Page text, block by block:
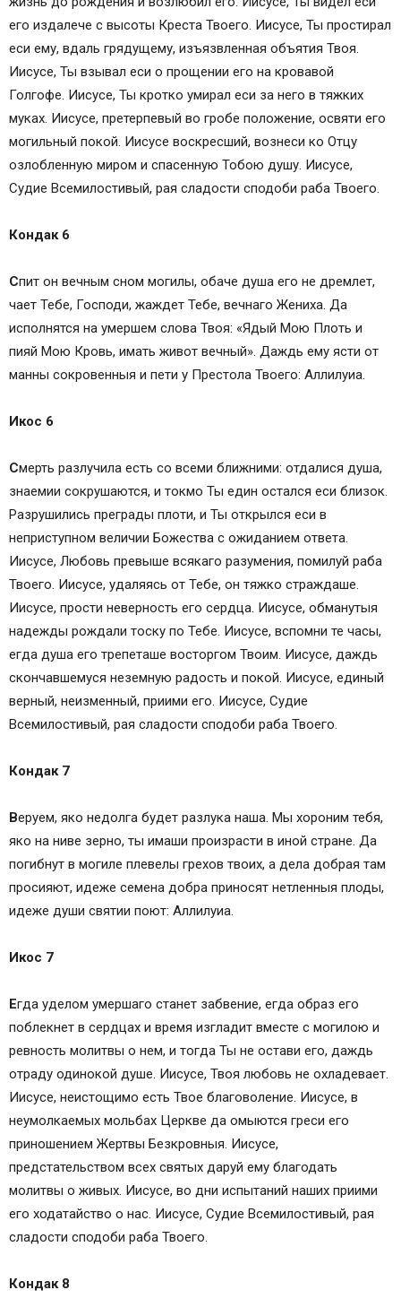
его издалече с высоты Креста Твоего. Иисусе, Ты простирал
еси ему, вдаль грядущему, изъязвленная объятия Твоя.
Иисусе, Ты взывал еси о прощении его на кровавой
Голгофе. Иисусе, Ты кротко умирал еси за него в тяжких
муках. Иисусе, претерпевый во гробе положение, освяти его
могильный покой. Иисусе воскресший, вознеси ко Отцу
озлобленную миром и спасенную Тобою душу. Иисусе,
Судие Всемилостивый, рая сладости сподоби раба Твоего.
Кондак 6
Спит он вечным сном могилы, обаче душа его не дремлет,
чает Тебе, Господи, жаждет Тебе, вечнаго Жениха. Да
исполнятся на умершем слова Твоя: «Ядый Мою Плоть и
пияй Мою Кровь, имать живот вечный». Даждь ему ясти от
манны сокровенныя и пети у Престола Твоего: Аллилуиа.
Икос 6
Смерть разлучила есть со всеми ближними: отдалися душа,
знаемии сокрушаются, и токмо Ты един остался еси близок.
Разрушились преграды плоти, и Ты открылся еси в
неприступном величии Божества с ожиданием ответа.
Иисусе, Любовь превыше всякаго разумения, помилуй раба
Твоего. Иисусе, удаляясь от Тебе, он тяжко страждаше.
Иисусе, прости неверность его сердца. Иисусе, обманутыя
надежды рождали тоску по Тебе. Иисусе, вспомни те часы,
егда душа его трепеташе восторгом Твоим. Иисусе, даждь
скончавшемуся неземную радость и покой. Иисусе, единый
верный, неизменный, приими его. Иисусе, Судие
Всемилостивый, рая сладости сподоби раба Твоего.
Кондак 7
Веруем, яко недолга будет разлука наша. Мы хороним тебя,
яко на ниве зерно, ты имаши произрасти в иной стране. Да
погибнут в могиле плевелы грехов твоих, а дела добрая там
просияют, идеже семена добра приносят нетленныя плоды,
идеже души святии поют: Аллилуиа.
Икос 7
Егда уделом умершаго станет забвение, егда образ его
поблекнет в сердцах и время изгладит вместе с могилою и
ревность молитвы о нем, и тогда Ты не остави его, даждь
отраду одинокой душе. Иисусе, Твоя любовь не охладевает.
Иисусе, неистощимо есть Твое благоволение. Иисусе, в
неумолкаемых мольбах Церкве да омыются греси его
приношением Жертвы Безкровныя. Иисусе,
предстательством всех святых даруй ему благодать
молитвы о живых. Иисусе, во дни испытаний наших приими
его ходатайство о нас. Иисусе, Судие Всемилостивый, рая
сладости сподоби раба Твоего.
Кондак 8